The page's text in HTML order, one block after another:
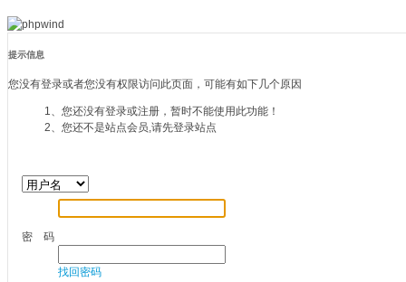
提示信息
您没有登录或者您没有权限访问此页面，可能有如下几个原因
1、您还没有登录或注册，暂时不能使用此功能！
2、您还不是站点会员,请先登录站点
密 码
找回密码